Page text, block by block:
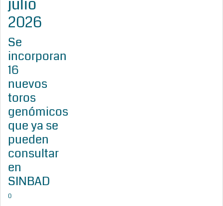
julio
2026
Se
incorporan
16
nuevos
toros
genómicos
que ya se
pueden
consultar
en
SINBAD
0